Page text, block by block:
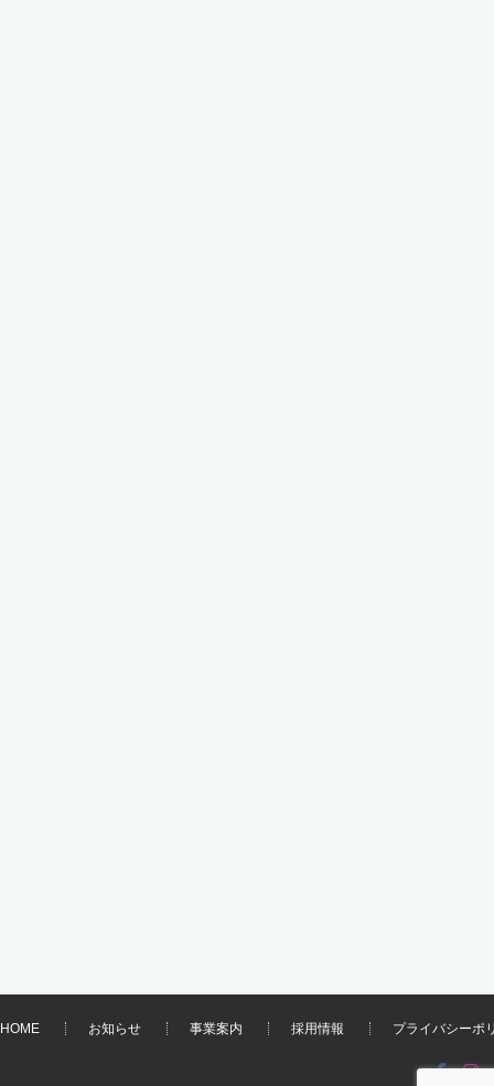
HOME お知らせ 事業案内 採用情報 プライバシーポ